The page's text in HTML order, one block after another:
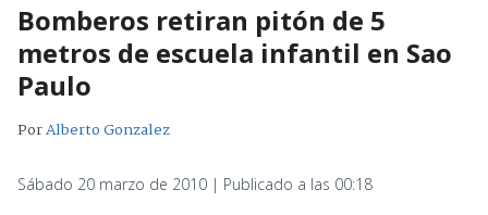
Bomberos retiran pitón de 5
metros de escuela infantil en Sao
Paulo
PorAlberto Gonzalez
Sábado 20 marzo de 2010 | Publicado a las 00:18